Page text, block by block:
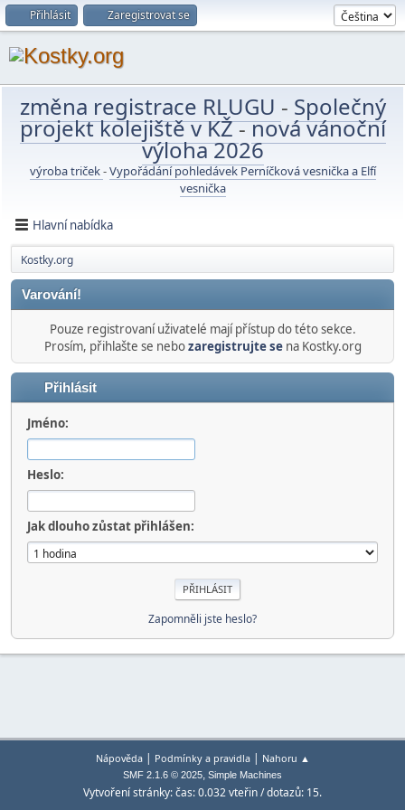
Přihlásit Zaregistrovat se
změna registrace RLUGU - Společný
projekt kolejiště v KŽ-nová vánoční
výloha 2026
výroba triček-Vypořádání pohledávek Perníčková vesnička a Elfí
vesnička
Hlavní nabídka
Kostky.org
Varování!
Pouze registrovaní uživatelé mají přístup do této sekce.
Prosím, přihlašte se nebozaregistrujte sena Kostky.org
Přihlásit
Jméno:
Heslo:
Jak dlouho zůstat přihlášen:
Zapomněli jste heslo?
Nápověda| Podmínky a pravidla| Nahoru ▲
SMF 2.1.6 © 2025, Simple Machines
Vytvoření stránky: čas: 0.032 vteřin / dotazů: 15.